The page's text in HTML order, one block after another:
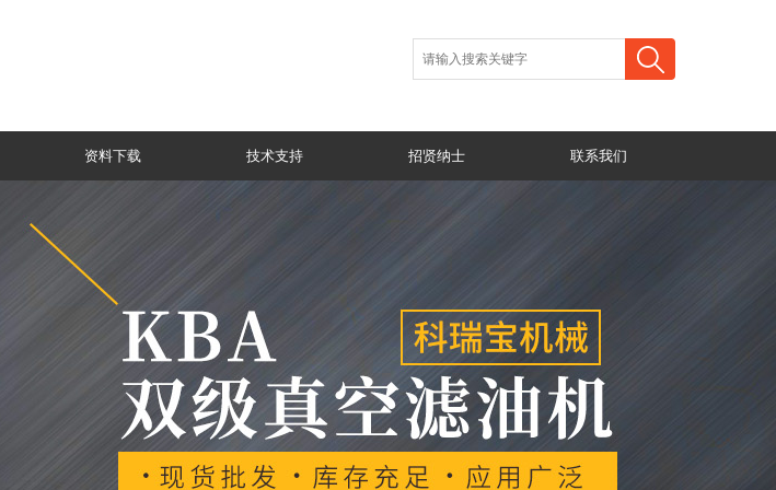
资料下载 技术支持 招贤纳士 联系我们